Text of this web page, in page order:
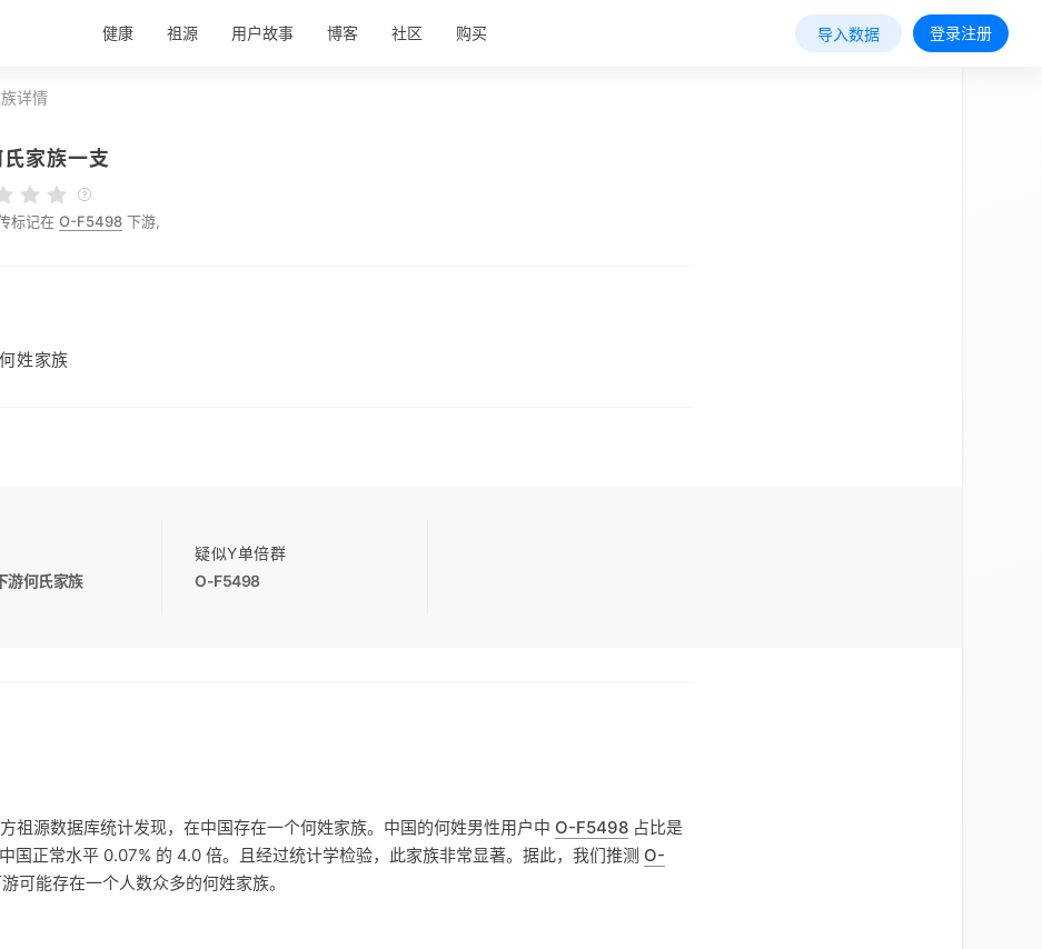
健康 祖源 用户故事 博客 社区 购买 导入数据 登录注册
详情
家族一支
标记在 O-F5498 下游,
姓家族
游何氏家族
疑似Y单倍群
O-F5498
祖源数据库统计发现，在中国存在一个何姓家族。中国的何姓男性用户中 O-F5498 占比是
国正常水平 0.07% 的 4.0 倍。且经过统计学检验，此家族非常显著。据此，我们推测 O-
可能存在一个人数众多的何姓家族。